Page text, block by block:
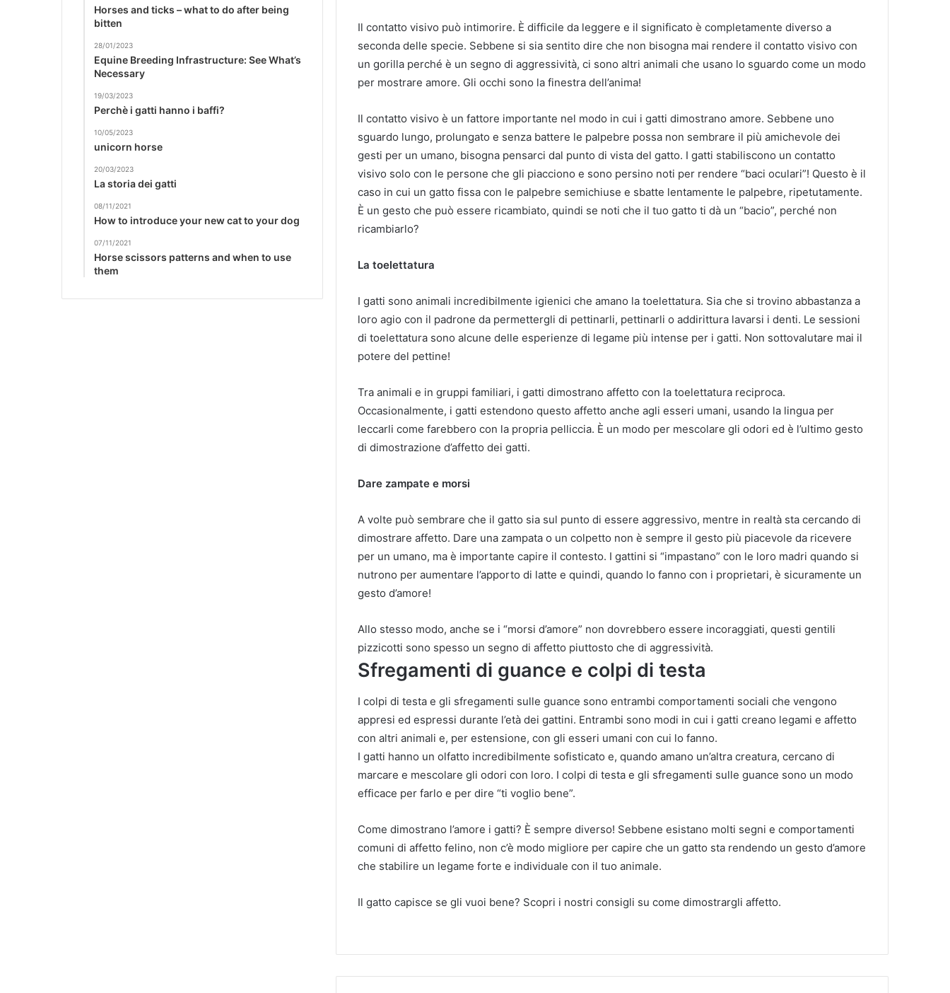
Il contatto visivo può intimorire. È difficile da leggere e il significato è completamente diverso a
seconda delle specie. Sebbene si sia sentito dire che non bisogna mai rendere il contatto visivo con
un gorilla perché è un segno di aggressività, ci sono altri animali che usano lo sguardo come un modo
per mostrare amore. Gli occhi sono la finestra dell’anima!
Il contatto visivo è un fattore importante nel modo in cui i gatti dimostrano amore. Sebbene uno
sguardo lungo, prolungato e senza battere le palpebre possa non sembrare il più amichevole dei
gesti per un umano, bisogna pensarci dal punto di vista del gatto. I gatti stabiliscono un contatto
visivo solo con le persone che gli piacciono e sono persino noti per rendere “baci oculari”! Questo è il
caso in cui un gatto fissa con le palpebre semichiuse e sbatte lentamente le palpebre, ripetutamente.
È un gesto che può essere ricambiato, quindi se noti che il tuo gatto ti dà un “bacio”, perché non
ricambiarlo?
La toelettatura
I gatti sono animali incredibilmente igienici che amano la toelettatura. Sia che si trovino abbastanza a
loro agio con il padrone da permettergli di pettinarli, pettinarli o addirittura lavarsi i denti. Le sessioni
di toelettatura sono alcune delle esperienze di legame più intense per i gatti. Non sottovalutare mai il
potere del pettine!
Tra animali e in gruppi familiari, i gatti dimostrano affetto con la toelettatura reciproca.
Occasionalmente, i gatti estendono questo affetto anche agli esseri umani, usando la lingua per
leccarli come farebbero con la propria pelliccia. È un modo per mescolare gli odori ed è l’ultimo gesto
di dimostrazione d’affetto dei gatti.
Dare zampate e morsi
A volte può sembrare che il gatto sia sul punto di essere aggressivo, mentre in realtà sta cercando di
dimostrare affetto. Dare una zampata o un colpetto non è sempre il gesto più piacevole da ricevere
per un umano, ma è importante capire il contesto. I gattini si “impastano” con le loro madri quando si
nutrono per aumentare l’apporto di latte e quindi, quando lo fanno con i proprietari, è sicuramente un
gesto d’amore!
Allo stesso modo, anche se i “morsi d’amore” non dovrebbero essere incoraggiati, questi gentili
pizzicotti sono spesso un segno di affetto piuttosto che di aggressività.
Sfregamenti di guance e colpi di testa
I colpi di testa e gli sfregamenti sulle guance sono entrambi comportamenti sociali che vengono
appresi ed espressi durante l’età dei gattini. Entrambi sono modi in cui i gatti creano legami e affetto
con altri animali e, per estensione, con gli esseri umani con cui lo fanno.
I gatti hanno un olfatto incredibilmente sofisticato e, quando amano un’altra creatura, cercano di
marcare e mescolare gli odori con loro. I colpi di testa e gli sfregamenti sulle guance sono un modo
efficace per farlo e per dire “ti voglio bene”.
Come dimostrano l’amore i gatti? È sempre diverso! Sebbene esistano molti segni e comportamenti
comuni di affetto felino, non c’è modo migliore per capire che un gatto sta rendendo un gesto d’amore
che stabilire un legame forte e individuale con il tuo animale.
Il gatto capisce se gli vuoi bene? Scopri i nostri consigli su come dimostrargli affetto.
Horses and ticks – what to do after being
bitten
28/01/2023
Equine Breeding Infrastructure: See What’s
Necessary
19/03/2023
Perchè i gatti hanno i baffi?
10/05/2023
unicorn horse
20/03/2023
La storia dei gatti
08/11/2021
How to introduce your new cat to your dog
07/11/2021
Horse scissors patterns and when to use
them